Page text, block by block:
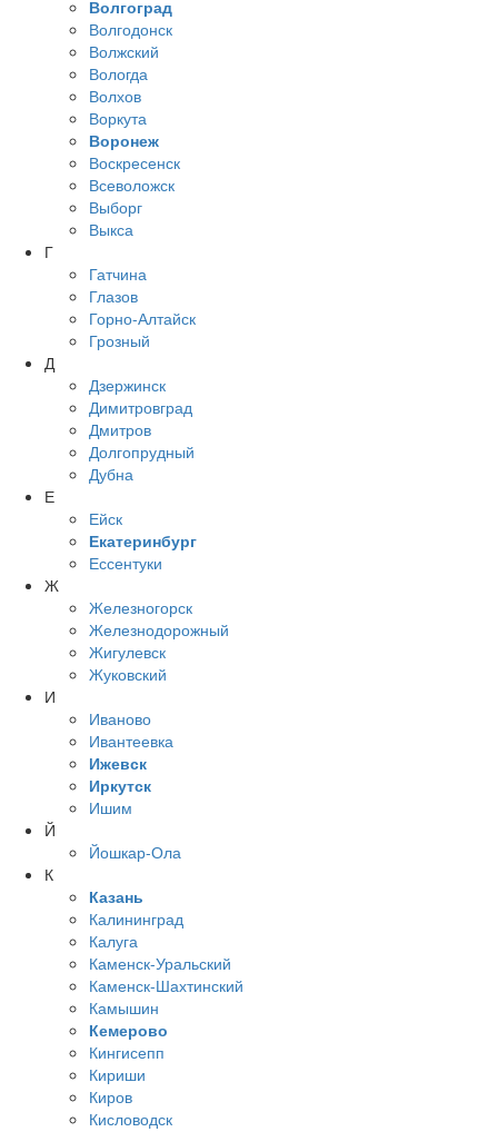
Волгоград
Волгодонск
Волжский
Вологда
Волхов
Воркута
Воронеж
Воскресенск
Всеволожск
Выборг
Выкса
Г
Гатчина
Глазов
Горно-Алтайск
Грозный
Д
Дзержинск
Димитровград
Дмитров
Долгопрудный
Дубна
Е
Ейск
Екатеринбург
Ессентуки
Ж
Железногорск
Железнодорожный
Жигулевск
Жуковский
И
Иваново
Ивантеевка
Ижевск
Иркутск
Ишим
Й
Йошкар-Ола
К
Казань
Калининград
Калуга
Каменск-Уральский
Каменск-Шахтинский
Камышин
Кемерово
Кингисепп
Кириши
Киров
Кисловодск